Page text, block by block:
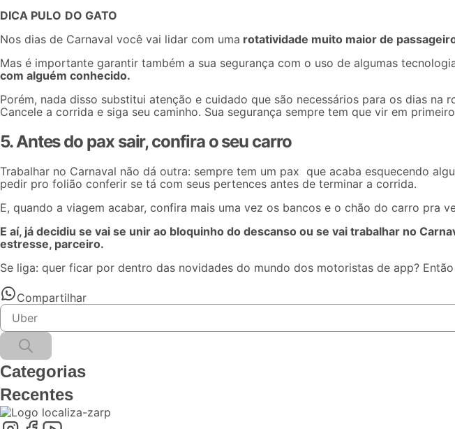
DICA PULO DO GATO
Nos dias de Carnaval você vai lidar com uma rotatividade muito maior de
Mas é importante garantir também a sua segurança com o uso de algumas
com alguém conhecido.
Porém, nada disso substitui atenção e cuidado que são necessários para os dias
Cancele a corrida e siga seu caminho. Sua segurança sempre tem que vir em
5. Antes do pax sair, confira o seu carro
Trabalhar no Carnaval não dá outra: sempre tem um pax que acaba esquecendo
pedir pro folião conferir se tá com seus pertences antes de terminar a corrida.
E, quando a viagem acabar, confira mais uma vez os bancos e o chão do carro pra
E aí, já decidiu se vai se unir ao bloquinho do descanso ou se vai trabalhar no
estresse, parceiro.
Se liga: quer ficar por dentro das novidades do mundo dos motoristas de app?
Compartilhar
Categorias
Recentes